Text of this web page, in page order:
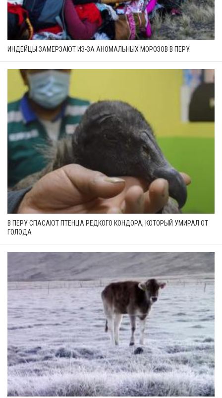
ИНДЕЙЦЫ ЗАМЕРЗАЮТ ИЗ-ЗА АНОМАЛЬНЫХ МОРОЗОВ В ПЕРУ
В ПЕРУ СПАСАЮТ ПТЕНЦА РЕДКОГО КОНДОРА, КОТОРЫЙ УМИРАЛ ОТ
ГОЛОДА